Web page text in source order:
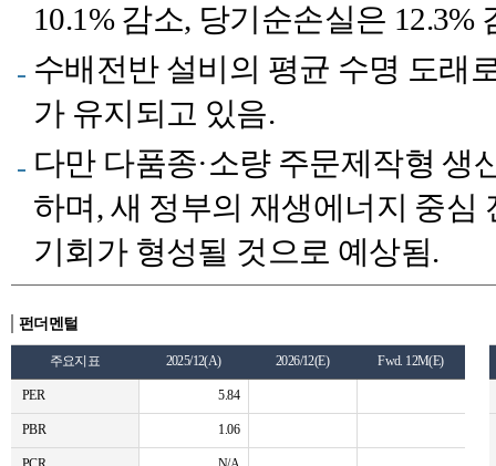
10.1% 감소, 당기순손실은 12.3%
수배전반 설비의 평균 수명 도래
가 유지되고 있음.
다만 다품종·소량 주문제작형 생
하며, 새 정부의 재생에너지 중심
기회가 형성될 것으로 예상됨.
펀더멘털
주요지표 2025/12(A) 2026/12(E) Fwd. 12M(E)
PER 5.84
PBR 1.06